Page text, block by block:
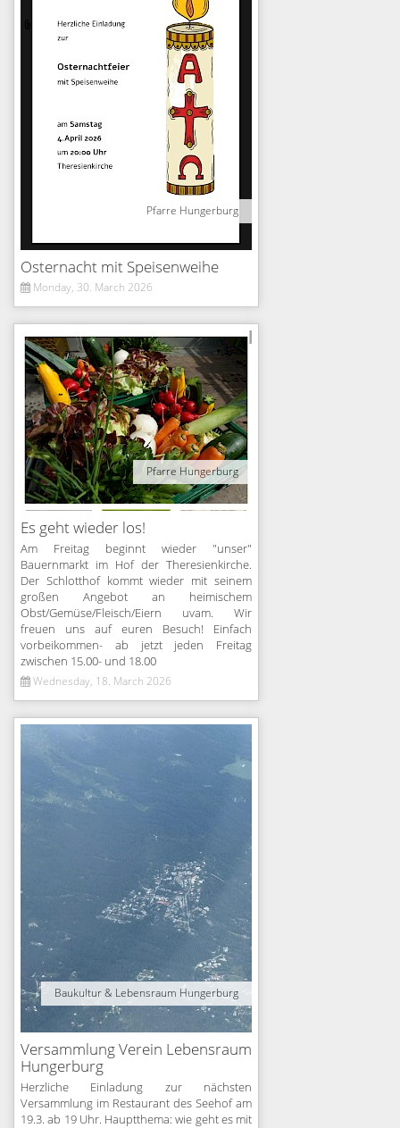
Pfarre Hungerburg
Osternacht mit Speisenweihe
Monday, 30. March 2026
Pfarre Hungerburg
Es geht wieder los!
Am Freitag beginnt wieder "unser"
Bauernmarkt im Hof der Theresienkirche.
Der Schlotthof kommt wieder mit seinem
großen Angebot an heimischem
Obst/Gemüse/Fleisch/Eiern uvam. Wir
freuen uns auf euren Besuch! Einfach
vorbeikommen- ab jetzt jeden Freitag
zwischen 15.00- und 18.00
Wednesday, 18. March 2026
Baukultur & Lebensraum Hungerburg
Versammlung Verein Lebensraum
Hungerburg
Herzliche Einladung zur nächsten
Versammlung im Restaurant des Seehof am
19.3. ab 19 Uhr. Hauptthema: wie geht es mit